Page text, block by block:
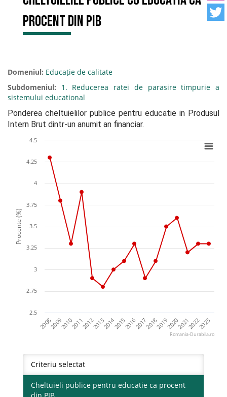
procent din PIB
Domeniul: Educație de calitate
Subdomeniul:
1. Reducerea ratei de parasire timpurie a
sistemului educational
Ponderea cheltuielilor publice pentru educatie in Produsul
Intern Brut dintr-un anumit an financiar.
Procente (%)
2008200920102011201220132014201520162017201820192020202120222023
2.5
3
3.5
4
4.5
2.75
3.25
3.75
4.25
Romania-Durabila.ro
Criteriu selectat
Cheltuieli publice pentru educatie ca procent